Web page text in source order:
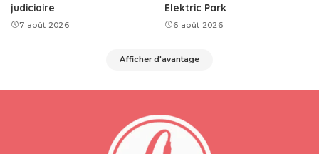
judiciaire
7 août 2026
Elektric Park
6 août 2026
Afficher d'avantage